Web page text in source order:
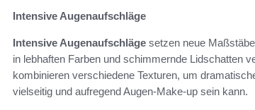
Intensive Augenaufschläge
Intensive Augenaufschläge setzen neue
in lebhaften Farben und schimmernde Lidschatten
kombinieren verschiedene Texturen, um
vielseitig und aufregend Augen-Make-up sein kann.